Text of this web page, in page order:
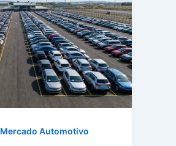
Mercado Automotivo